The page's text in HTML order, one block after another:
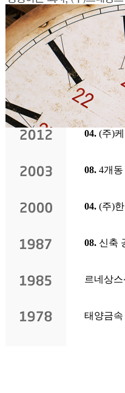
04. (주)
08. 4개
04. (주)
08. 신축
르네상
태양금